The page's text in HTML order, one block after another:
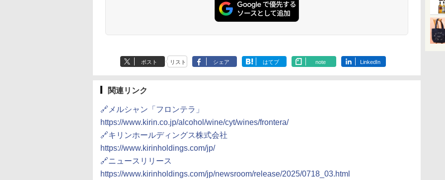
ポスト リスト シェア はてブ note LinkedIn
関連リンク
🔗メルシャン「フロンテラ」
https://www.kirin.co.jp/alcohol/wine/cyt/wines/frontera/
🔗キリンホールディングス株式会社
https://www.kirinholdings.com/jp/
🔗ニュースリリース
https://www.kirinholdings.com/jp/newsroom/release/2025/0718_03.html